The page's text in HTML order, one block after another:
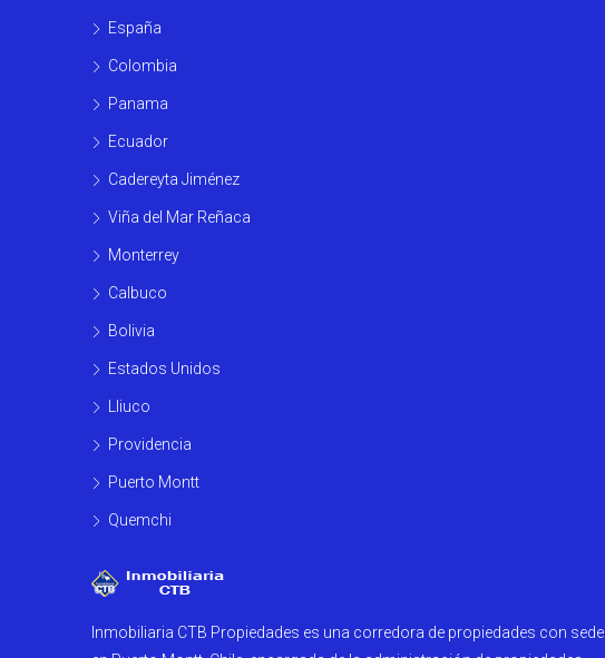
España
Colombia
Panama
Ecuador
Cadereyta Jiménez
Viña del Mar Reñaca
Monterrey
Calbuco
Bolivia
Estados Unidos
Lliuco
Providencia
Puerto Montt
Quemchi
Inmobiliaria CTB Propiedades es una corredora de propiedades con sede